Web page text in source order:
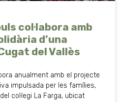
col·labora amb
d’una
del Vallès
anualment amb el projecte
impulsada per les famílies,
col·legi La Farga, ubicat